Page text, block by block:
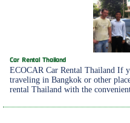
Car Rental Thailand
ECOCAR Car Rental Thailand If
traveling in Bangkok or other
rental Thailand with the